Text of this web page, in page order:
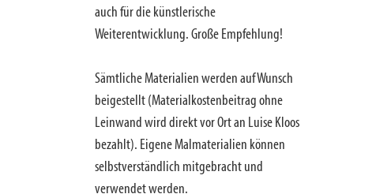
auch für die künstlerische
Weiterentwicklung. Große Empfehlung!
Sämtliche Materialien werden auf Wunsch
beigestellt (Materialkostenbeitrag ohne
Leinwand wird direkt vor Ort an Luise Kloos
bezahlt). Eigene Malmaterialien können
selbstverständlich mitgebracht und
verwendet werden.